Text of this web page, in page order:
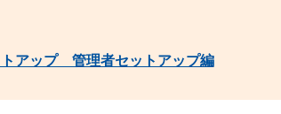
アップ 管理者セットアップ編